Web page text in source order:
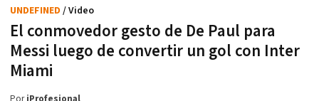
El conmovedor gesto de De Paul para
Messi luego de convertir un gol con Inter
Miami
UNDEFINED / Video